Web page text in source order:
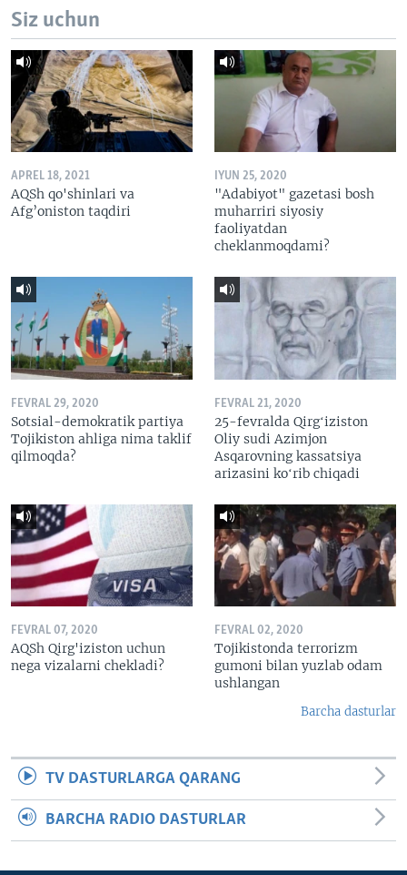
Siz uchun
APREL 18, 2021
AQSh qo'shinlari va
Afg’oniston taqdiri
IYUN 25, 2020
"Adabiyot" gazetasi bosh
muharriri siyosiy
faoliyatdan
cheklanmoqdami?
FEVRAL 29, 2020
Sotsial-demokratik partiya
Tojikiston ahliga nima taklif
qilmoqda?
FEVRAL 21, 2020
25-fevralda Qirgʻiziston
Oliy sudi Azimjon
Asqarovning kassatsiya
arizasini koʻrib chiqadi
FEVRAL 07, 2020
AQSh Qirg'iziston uchun
nega vizalarni chekladi?
FEVRAL 02, 2020
Tojikistonda terrorizm
gumoni bilan yuzlab odam
ushlangan
Barcha dasturlar
TV DASTURLARGA QARANG
BARCHA RADIO DASTURLAR